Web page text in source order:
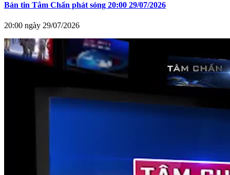
Bản tin Tâm Chấn phát sóng 20:00 29/07/2026
20:00 ngày 29/07/2026